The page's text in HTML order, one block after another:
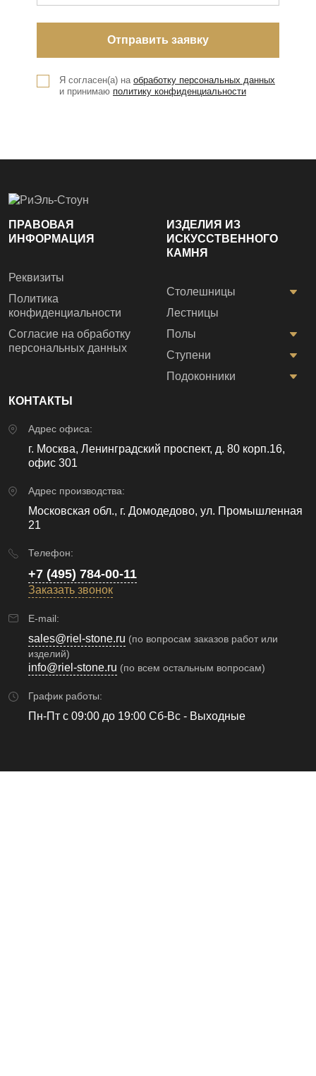
Я согласен(а) на обработку персональных данных
и принимаю политику конфиденциальности
ПРАВОВАЯ
ИНФОРМАЦИЯ
Реквизиты
Политика
конфиденциальности
Согласие на обработку
персональных данных
ИЗДЕЛИЯ ИЗ
ИСКУССТВЕННОГО
КАМНЯ
Столешницы
Лестницы
Полы
Ступени
Подоконники
КОНТАКТЫ
Адрес офиса:
г. Москва, Ленинградский проспект, д. 80 корп.16,
офис 301
Адрес производства:
Московская обл., г. Домодедово, ул. Промышленная
21
Телефон:
+7 (495) 784-00-11
Заказать звонок
E-mail:
sales@riel-stone.ru (по вопросам заказов работ или
изделий)
info@riel-stone.ru (по всем остальным вопросам)
График работы:
Пн-Пт с 09:00 до 19:00 Сб-Вс - Выходные